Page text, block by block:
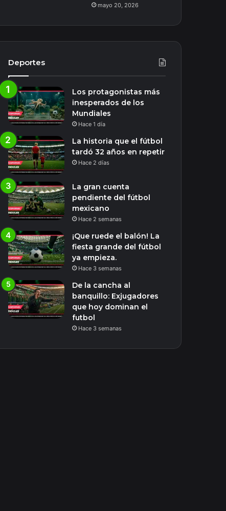
mayo 20, 2026
Deportes
Los protagonistas más
inesperados de los
Mundiales
Hace 1 día
La historia que el fútbol
tardó 32 años en repetir
Hace 2 días
La gran cuenta
pendiente del fútbol
mexicano
Hace 2 semanas
¡Que ruede el balón! La
fiesta grande del fútbol
ya empieza.
Hace 3 semanas
De la cancha al
banquillo: Exjugadores
que hoy dominan el
futbol
Hace 3 semanas